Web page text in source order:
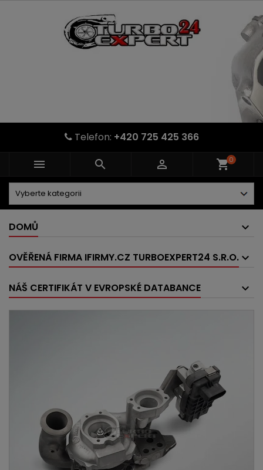
Telefon: +420 725 425 366
   shopping_cart0
DOMŮ
OVĚŘENÁ FIRMA IFIRMY.CZ TURBOEXPERT24 S.R.O.
NÁŠ CERTIFIKÁT V EVROPSKÉ DATABANCE